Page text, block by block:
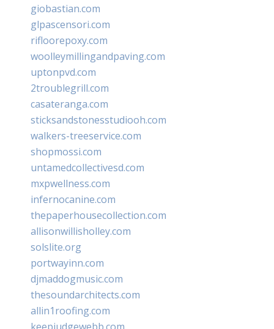
giobastian.com
glpascensori.com
rifloorepoxy.com
woolleymillingandpaving.com
uptonpvd.com
2troublegrill.com
casateranga.com
sticksandstonesstudiooh.com
walkers-treeservice.com
shopmossi.com
untamedcollectivesd.com
mxpwellness.com
infernocanine.com
thepaperhousecollection.com
allisonwillisholley.com
solslite.org
portwayinn.com
djmaddogmusic.com
thesoundarchitects.com
allin1roofing.com